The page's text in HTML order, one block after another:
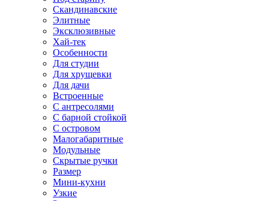
Скандинавские
Элитные
Эксклюзивные
Хай-тек
Особенности
Для студии
Для хрущевки
Для дачи
Встроенные
С антресолями
С барной стойкой
С островом
Малогабаритные
Модульные
Скрытые ручки
Размер
Мини-кухни
Узкие